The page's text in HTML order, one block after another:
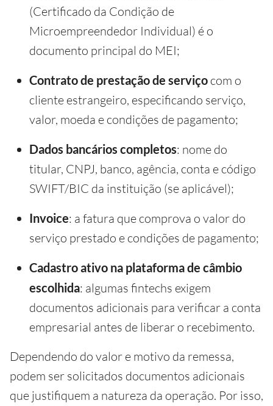
(Certificado da Condição de
Microempreendedor Individual) é o
documento principal do MEI;
Contrato de prestação de serviço com o
cliente estrangeiro, especificando serviço,
valor, moeda e condições de pagamento;
Dados bancários completos: nome do
titular, CNPJ, banco, agência, conta e código
SWIFT/BIC da instituição (se aplicável);
Invoice: a fatura que comprova o valor do
serviço prestado e condições de pagamento;
Cadastro ativo na plataforma de câmbio
escolhida: algumas fintechs exigem
documentos adicionais para verificar a conta
empresarial antes de liberar o recebimento.
Dependendo do valor e motivo da remessa,
podem ser solicitados documentos adicionais
que justifiquem a natureza da operação. Por isso,